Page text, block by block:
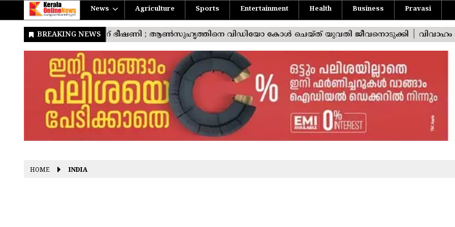
News Agriculture Sports Entertainment Health Business Pravasi
HOME INDIA